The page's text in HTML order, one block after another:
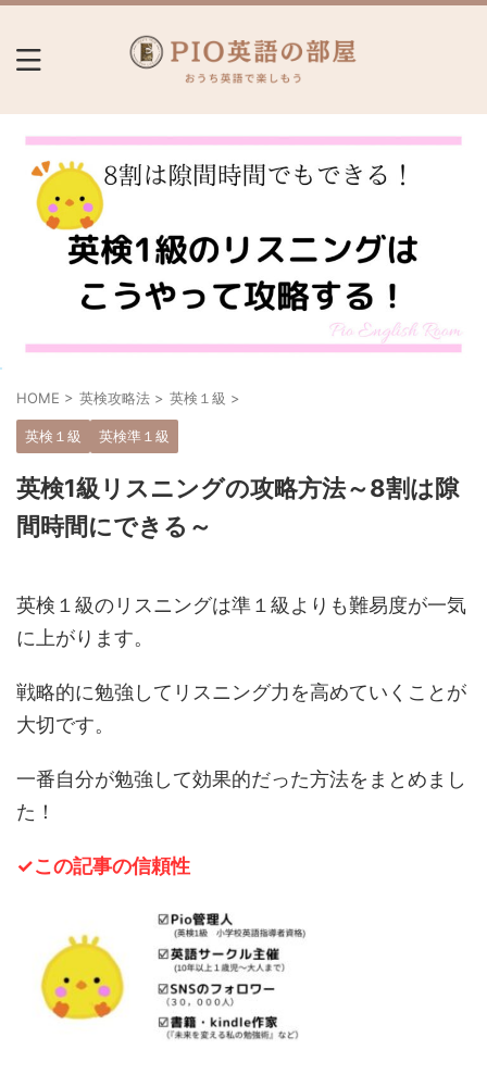
HOME > 英検攻略法 > 英検１級 >
英検１級 英検準１級
英検1級リスニングの攻略方法～8割は隙
間時間にできる～
英検１級のリスニングは準１級よりも難易度が一気
に上がります。
戦略的に勉強してリスニング力を高めていくことが
大切です。
一番自分が勉強して効果的だった方法をまとめまし
た！
✓この記事の信頼性